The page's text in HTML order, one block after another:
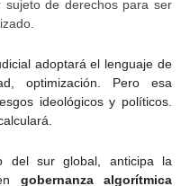
sujeto de derechos para ser
adoptará el lenguaje de
optimización. Pero esa
ideológicos y políticos.
del sur global, anticipa la
gobernanza algorítmica